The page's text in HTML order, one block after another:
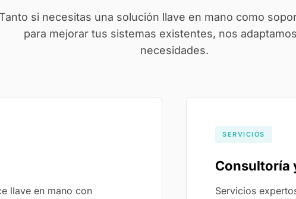
si necesitas una solución llave en mano como
para mejorar tus sistemas existentes, nos
necesidades.
llave en mano con
SERVICIOS
Consultoría
Servicios